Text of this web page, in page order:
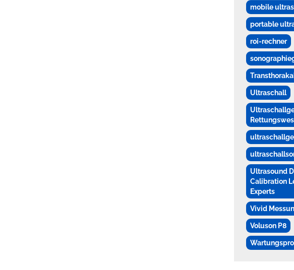
mobile
portable
roi-rechner
Ultraschall
Ultrasound
Calibration
Experts
Vivid
Voluson P8